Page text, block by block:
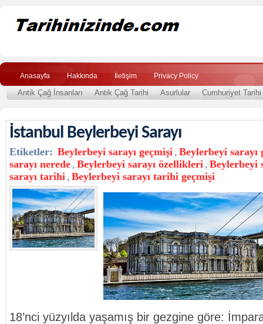
Anasayfa Hakkında İletişim Privacy Policy
Antik Çağ İnsanları Antik Çağ Tarihi Asurlular Cumhuriyet Tarihi
İstanbul Beylerbeyi Sarayı
Etiketler: Beylerbeyi sarayı geçmişi , Beylerbeyi
sarayı nerede , Beylerbeyi sarayı özellikleri , Beylerbeyi
sarayı tarihi , Beylerbeyi sarayı tarihi geçmişi
18’nci yüzyılda yaşamış bir gezgine göre: